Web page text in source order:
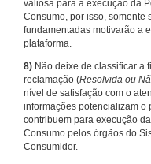
valiosa para a execução da
Consumo, por isso, somente
fundamentadas motivarão a
plataforma.
8) Não deixe de classificar a
reclamação (Resolvida ou
nível de satisfação com o
informações potencializam o
contribuem para execução
Consumo pelos órgãos do
Consumidor.